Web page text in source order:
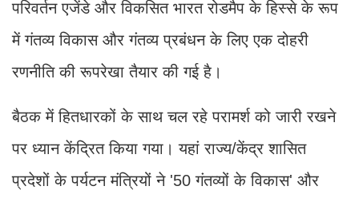
परिवर्तन एजेंडे और विकसित भारत रोडमैप के हिस्से के रूप
में गंतव्य विकास और गंतव्य प्रबंधन के लिए एक दोहरी
रणनीति की रूपरेखा तैयार की गई है।
बैठक में हितधारकों के साथ चल रहे परामर्श को जारी रखने
पर ध्यान केंद्रित किया गया। यहां राज्य/केंद्र शासित
प्रदेशों के पर्यटन मंत्रियों ने '50 गंतव्यों के विकास' और